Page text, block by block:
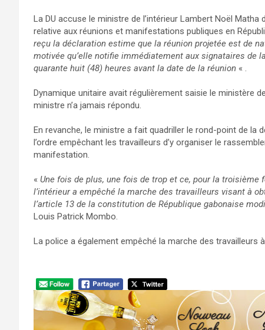
La DU accuse le ministre de l’intérieur Lambert Noël
relative aux réunions et manifestations publiques en
reçu la déclaration estime que la réunion projetée est de
motivée qu’elle notifie immédiatement aux signataires
quarante huit (48) heures avant la date de la réunion « .
Dynamique unitaire avait régulièrement saisie le ministère
ministre n’a jamais répondu.
En revanche, le ministre a fait quadriller le rond-point de la
l’ordre empêchant les travailleurs d’y organiser le
manifestation.
« Une fois de plus, une fois de trop et ce, pour la
l’intérieur a empêché la marche des travailleurs visant à
l’article 13 de la constitution de République gabonaise
Louis Patrick Mombo.
La police a également empêché la marche des travailleurs